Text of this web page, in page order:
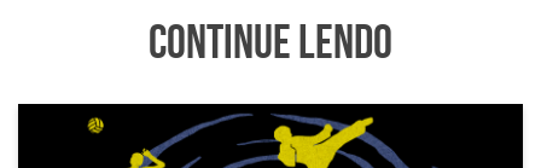
Continue Lendo